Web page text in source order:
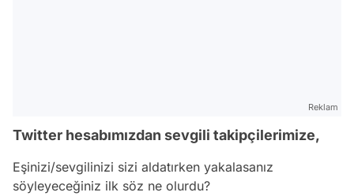
Reklam
Twitter hesabımızdan sevgili takipçilerimize,
Eşinizi/sevgilinizi sizi aldatırken yakalasanız
söyleyeceğiniz ilk söz ne olurdu?